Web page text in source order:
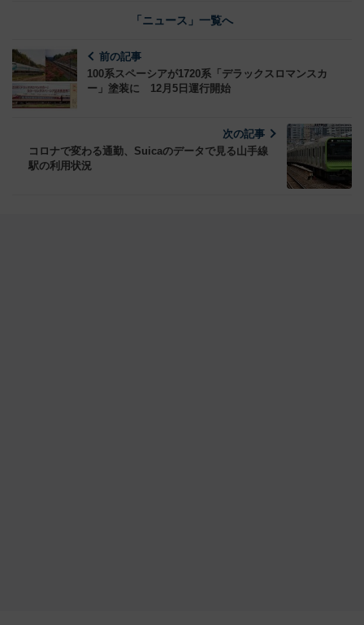
「ニュース」一覧へ
前の記事
100系スペーシアが1720系「デラックスロマンスカ
ー」塗装に 12月5日運行開始
次の記事
コロナで変わる通勤、Suicaのデータで見る山手線
駅の利用状況